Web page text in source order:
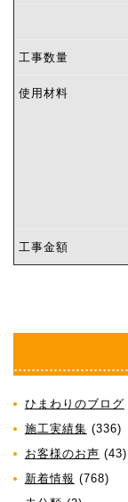
工事数量
使用材料
工事金額
ひまわりのブログ
施工実績集 (336)
お客様のお声 (43)
新着情報 (768)